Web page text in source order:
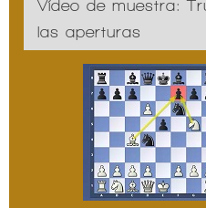
Vídeo de muestra:
las aperturas